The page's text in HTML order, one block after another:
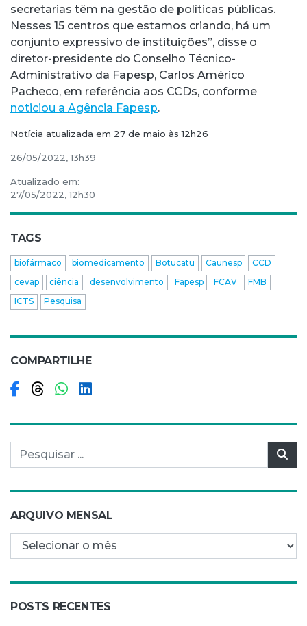
secretarias têm na gestão de políticas públicas.
Nesses 15 centros que estamos criando, há um
conjunto expressivo de instituições”, disse o
diretor-presidente do Conselho Técnico-
Administrativo da Fapesp, Carlos Américo
Pacheco, em referência aos CCDs, conforme
noticiou a Agência Fapesp.
Notícia atualizada em 27 de maio às 12h26
26/05/2022, 13h39
Atualizado em:
27/05/2022, 12h30
TAGS
biofármaco biomedicamento Botucatu Caunesp
CCD
cevap
ciência desenvolvimento Fapesp FCAV
FMB
ICTS
Pesquisa
COMPARTILHE
Compartilhar no Facebook
Compartilhar no Threads
Compartilhar no WhatsApp
Compartilhar no LinkedIn
Pesquisar por:
ARQUIVO MENSAL
Arquivo mensal
POSTS RECENTES